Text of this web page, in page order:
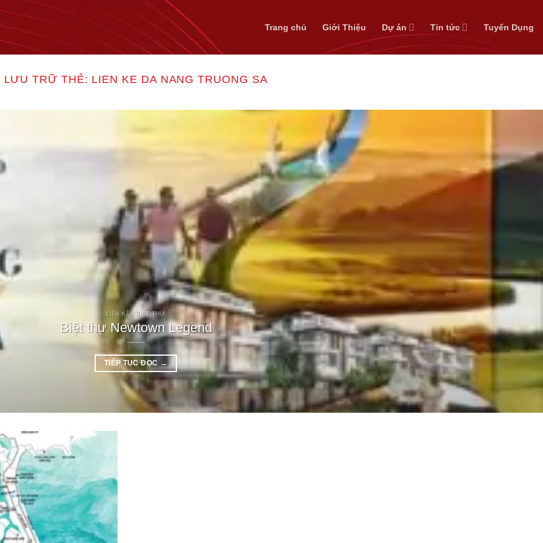
Trang chủ Giới Thiệu Dự án Tin tức Tuyển Dụng
LƯU TRỮ THẺ: LIEN KE DA NANG TRUONG SA
LIỀN KỀ - BIỆT THỰ
Biệt thự Newtown Legend
TIẾP TỤC ĐỌC →